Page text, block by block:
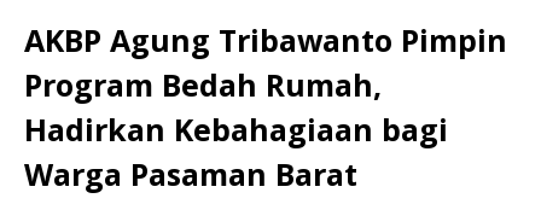
AKBP Agung Tribawanto Pimpin
Program Bedah Rumah,
Hadirkan Kebahagiaan bagi
Warga Pasaman Barat